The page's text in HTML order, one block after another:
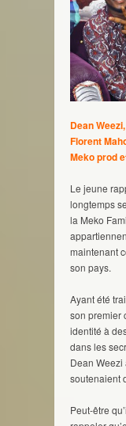
Dean
Florent
Meko prod
Le jeune
longtemps
la Meko
maintenant
son pays.
Ayant été
son premier
identité à
dans les
Dean
soutenaient
Peut-être